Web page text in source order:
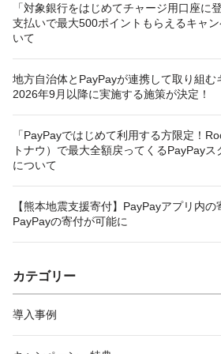
「対象銀行をはじめてチャージ用口座に
支払いで最大500ポイントもらえるキャ
いて
地方自治体とPayPayが連携して取り組む
2026年9月以降に実施する施策が決定！
「PayPayではじめて利用する方限定！
トナウ）で最大全額戻ってくるPayPay
について
【熊本地震支援寄付】PayPayアプリ内の
PayPayの寄付が可能に
カテゴリー
導入事例